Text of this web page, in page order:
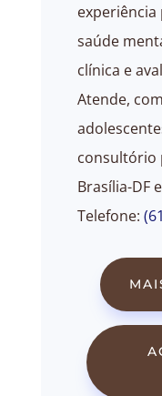
saúde
clínica e
Atende,
consultório
Brasília-DF
Telefone: